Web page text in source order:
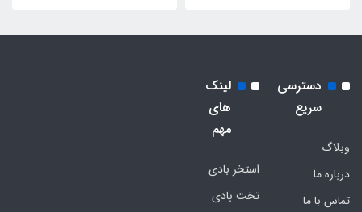
دسترسی
سریع
وبلاگ
درباره ما
تماس با ما
لینک
های
مهم
استخر بادی
تخت بادی